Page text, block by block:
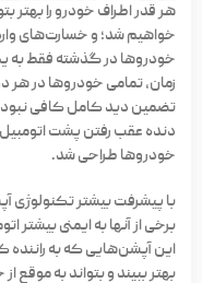
هر قدر اطراف خودرو را بهتر
خواهیم شد؛ و خسارت‌های
خودروها در گذشته فقط به
زمان، تمامی خودروها در هر
تضمین دید کامل کافی نبود.
دنده عقب رفتن پشت اتومبیل
خودروها طراحی شد.
با پیشرفت بیشتر تکنولوژی
برخی از آنها به ایمنی
این آپشن‌هایی که به راننده
بهتر ببیند و بتواند به موقع